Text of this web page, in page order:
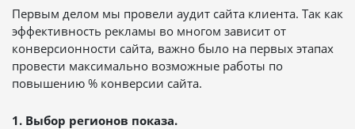
Первым делом мы провели аудит сайта клиента. Так как
эффективность рекламы во многом зависит от
конверсионности сайта, важно было на первых этапах
провести максимально возможные работы по
повышению % конверсии сайта.
1. Выбор регионов показа.